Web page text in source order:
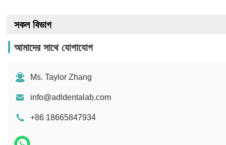
সকল বিভাগ
আমাদের সাথে যোগাযোগ
Ms. Taylor Zhang
info@adldentalab.com
+86 18665847934